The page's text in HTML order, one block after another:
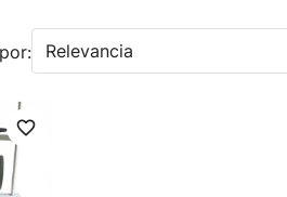
Relevancia
favorite_border